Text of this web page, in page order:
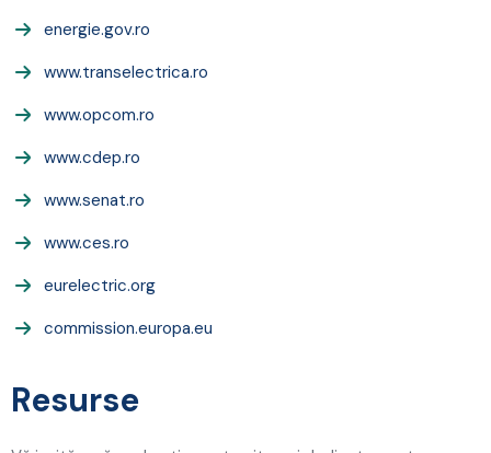
energie.gov.ro
www.transelectrica.ro
www.opcom.ro
www.cdep.ro
www.senat.ro
www.ces.ro
eurelectric.org
commission.europa.eu
Resurse